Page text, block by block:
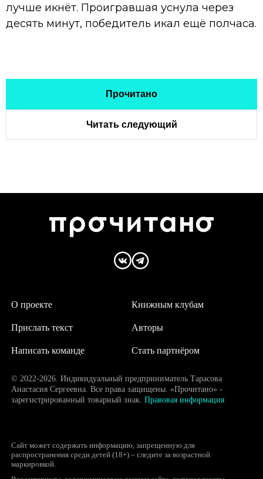
лучше икнёт. Проигравшая уснула через
десять минут, победитель икал ещё полчаса.
Прочитано
Читать следующий
О проекте
Написать команде
Авторы
Прислать текст
Книжным клубам
Стать партнёром
© 2022-2026. Индивидуальный предприниматель Тарасова
Анастасия Сергеевна. Все права защищены. «Прочитано» -
зарегистрированный товарный знак. Правовая информация
Сайт может содержать информацию, запрещенную для
распространения среди детей (18+) – следите за возрастной
маркировкой.